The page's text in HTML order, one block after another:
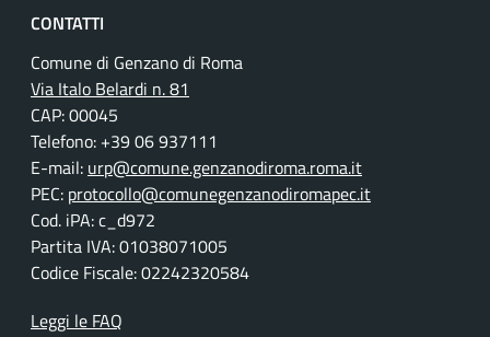
CONTATTI
Comune di Genzano di Roma
Via Italo Belardi n. 81
CAP: 00045
Telefono: +39 06 937111
E-mail: urp@comune.genzanodiroma.roma.it
PEC: protocollo@comunegenzanodiromapec.it
Cod. iPA: c_d972
Partita IVA: 01038071005
Codice Fiscale: 02242320584
Leggi le FAQ